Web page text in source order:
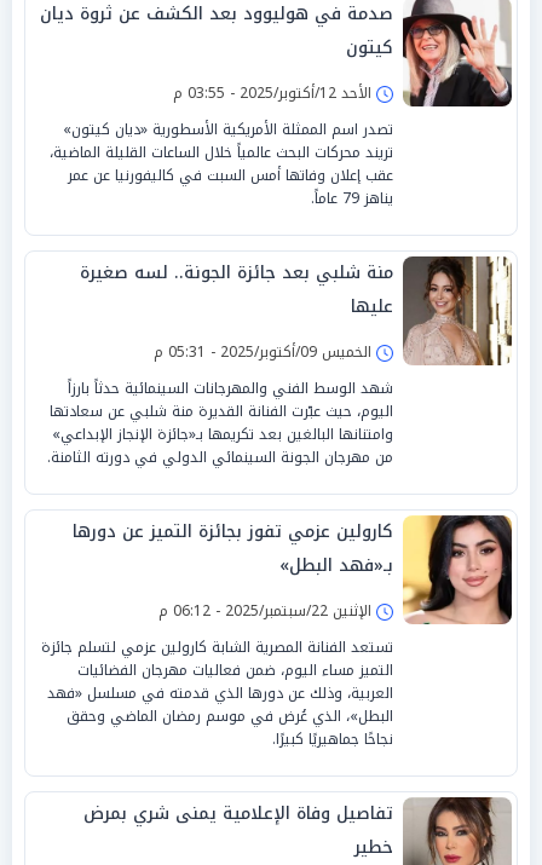
صدمة في هوليوود بعد الكشف عن ثروة ديان
كيتون
الأحد 12/أكتوبر/2025 - 03:55 م
تصدر اسم الممثلة الأمريكية الأسطورية «ديان كيتون»
تريند محركات البحث عالمياً خلال الساعات القليلة الماضية،
عقب إعلان وفاتها أمس السبت في كاليفورنيا عن عمر
يناهز 79 عاماً.
منة شلبي بعد جائزة الجونة.. لسه صغيرة
عليها
الخميس 09/أكتوبر/2025 - 05:31 م
شهد الوسط الفني والمهرجانات السينمائية حدثاً بارزاً
اليوم، حيث عبّرت الفنانة القديرة منة شلبي عن سعادتها
وامتنانها البالغين بعد تكريمها بـ«جائزة الإنجاز الإبداعي»
من مهرجان الجونة السينمائي الدولي في دورته الثامنة.
كارولين عزمي تفوز بجائزة التميز عن دورها
بـ«فهد البطل»
الإثنين 22/سبتمبر/2025 - 06:12 م
تستعد الفنانة المصرية الشابة كارولين عزمي لتسلم جائزة
التميز مساء اليوم، ضمن فعاليات مهرجان الفضائيات
العربية، وذلك عن دورها الذي قدمته في مسلسل «فهد
البطل»، الذي عُرض في موسم رمضان الماضي وحقق
نجاحًا جماهيريًا كبيرًا.
تفاصيل وفاة الإعلامية يمنى شري بمرض
خطير